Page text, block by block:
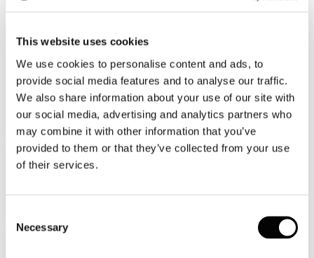
This website uses cookies
We use cookies to personalise content and ads, to
provide social media features and to analyse our traffic.
We also share information about your use of our site with
our social media, advertising and analytics partners who
may combine it with other information that you’ve
provided to them or that they’ve collected from your use
of their services.
Selection
Necessary
Numero Dipendenti
Città